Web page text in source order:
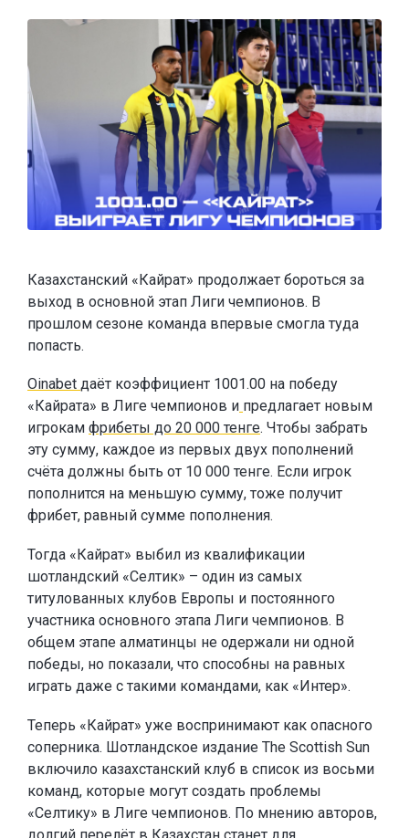
Казахстанский «Кайрат» продолжает бороться за
выход в основной этап Лиги чемпионов. В
прошлом сезоне команда впервые смогла туда
попасть.
Oinabet даёт коэффициент 1001.00 на победу
«Кайрата» в Лиге чемпионов и предлагает новым
игрокам фрибеты до 20 000 тенге. Чтобы забрать
эту сумму, каждое из первых двух пополнений
счёта должны быть от 10 000 тенге. Если игрок
пополнится на меньшую сумму, тоже получит
фрибет, равный сумме пополнения.
Тогда «Кайрат» выбил из квалификации
шотландский «Селтик» – один из самых
титулованных клубов Европы и постоянного
участника основного этапа Лиги чемпионов. В
общем этапе алматинцы не одержали ни одной
победы, но показали, что способны на равных
играть даже с такими командами, как «Интер».
Теперь «Кайрат» уже воспринимают как опасного
соперника. Шотландское издание The Scottish Sun
включило казахстанский клуб в список из восьми
команд, которые могут создать проблемы
«Селтику» в Лиге чемпионов. По мнению авторов,